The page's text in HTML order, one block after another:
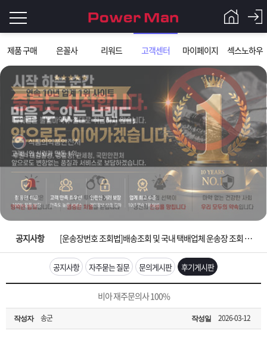
제품 구매 은꼴사 리워드 고객센터 마이페이지 섹스노하우
그
인
이
필
요
니
로
Q&A
파
워
맨
제
품
은
노
객
마
공지사항
입금확인이 안되는 상황을 대비해 꼭 입금후 고객센터 연락바랍니다.
[2026구정 연휴]설 연휴 배송 및 휴무 안내
[운송장번호 조회법]배송조회 및 국내 택배업체 운송장 조회 하는법
[ios앱 오픈]아이폰 고객 앱설치 가능합니다.
[무인택배함 이용 안내] 집 밖에 주소로 택배 받기
입금확인이 안되는 상황을 대비해 꼭 입금후 고객센터 연락바랍니다.
공지사항 자주묻는 질문 문의게시판 후기게시판
비아 재주문의사 100%
작성자 송군 작성일 2026-03-12